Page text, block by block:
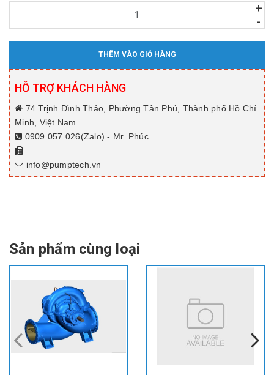
+
-
THÊM VÀO GIỎ HÀNG
HỖ TRỢ KHÁCH HÀNG
74 Trịnh Đình Thảo, Phường Tân Phú, Thành phố Hồ Chí
Minh, Việt Nam
0909.057.026(Zalo) - Mr. Phúc
info@pumptech.vn
Sản phẩm cùng loại